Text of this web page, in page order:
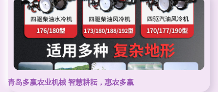
青岛多赢农业机械 智慧耕耘，惠农多赢